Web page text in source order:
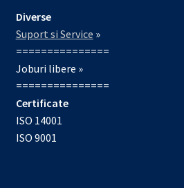
Diverse
Suport si Service »
===============
Joburi libere »
===============
Certificate
ISO 14001
ISO 9001